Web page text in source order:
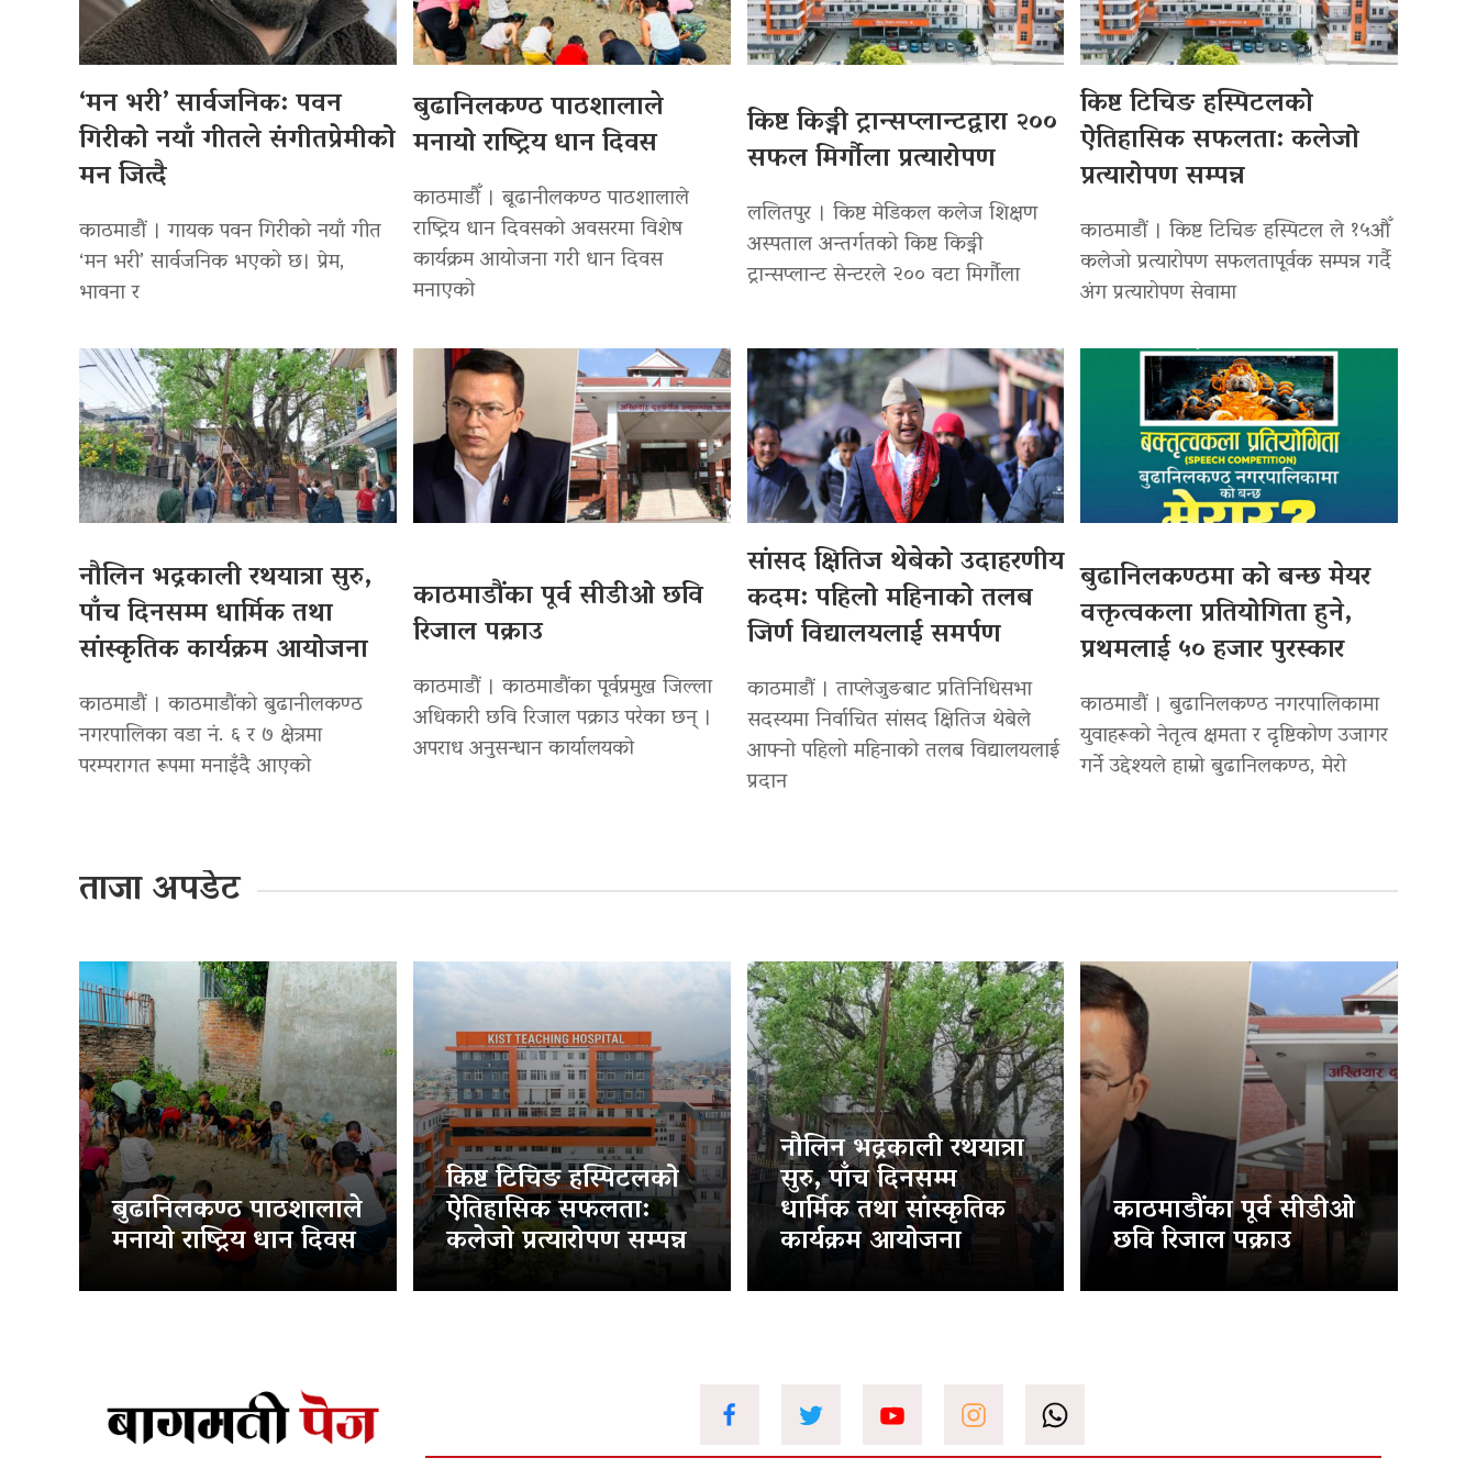
‘मन भरी’ सार्वजनिक: पवन
गिरीको नयाँ गीतले संगीतप्रेमीको
मन जित्दै
काठमाडौं । गायक पवन गिरीको नयाँ गीत
‘मन भरी’ सार्वजनिक भएको छ। प्रेम,
भावना र
बुढानिलकण्ठ पाठशालाले
मनायो राष्ट्रिय धान दिवस
काठमाडौँ । बूढानीलकण्ठ पाठशालाले
राष्ट्रिय धान दिवसको अवसरमा विशेष
कार्यक्रम आयोजना गरी धान दिवस
मनाएको
किष्ट किड्नी ट्रान्सप्लान्टद्वारा २००
सफल मिर्गौला प्रत्यारोपण
ललितपुर । किष्ट मेडिकल कलेज शिक्षण
अस्पताल अन्तर्गतको किष्ट किड्नी
ट्रान्सप्लान्ट सेन्टरले २०० वटा मिर्गौला
किष्ट टिचिङ हस्पिटलको
ऐतिहासिक सफलता: कलेजो
प्रत्यारोपण सम्पन्न
काठमाडौं । किष्ट टिचिङ हस्पिटल ले १५औँ
कलेजो प्रत्यारोपण सफलतापूर्वक सम्पन्न गर्दै
अंग प्रत्यारोपण सेवामा
नौलिन भद्रकाली रथयात्रा सुरु,
पाँच दिनसम्म धार्मिक तथा
सांस्कृतिक कार्यक्रम आयोजना
काठमाडौं । काठमाडौंको बुढानीलकण्ठ
नगरपालिका वडा नं. ६ र ७ क्षेत्रमा
परम्परागत रूपमा मनाइँदै आएको
काठमाडौंका पूर्व सीडीओ छवि
रिजाल पक्राउ
काठमाडौं । काठमाडौंका पूर्वप्रमुख जिल्ला
अधिकारी छवि रिजाल पक्राउ परेका छन् ।
अपराध अनुसन्धान कार्यालयको
सांसद क्षितिज थेबेको उदाहरणीय
कदम: पहिलो महिनाको तलब
जिर्ण विद्यालयलाई समर्पण
काठमाडौं । ताप्लेजुङबाट प्रतिनिधिसभा
सदस्यमा निर्वाचित सांसद क्षितिज थेबेले
आफ्नो पहिलो महिनाको तलब विद्यालयलाई
प्रदान
बुढानिलकण्ठमा को बन्छ मेयर
वक्तृत्वकला प्रतियोगिता हुने,
प्रथमलाई ५० हजार पुरस्कार
काठमाडौं । बुढानिलकण्ठ नगरपालिकामा
युवाहरूको नेतृत्व क्षमता र दृष्टिकोण उजागर
गर्ने उद्देश्यले हाम्रो बुढानिलकण्ठ, मेरो
ताजा अपडेट
बुढानिलकण्ठ पाठशालाले
मनायो राष्ट्रिय धान दिवस
किष्ट टिचिङ हस्पिटलको
ऐतिहासिक सफलता:
कलेजो प्रत्यारोपण सम्पन्न
नौलिन भद्रकाली रथयात्रा
सुरु, पाँच दिनसम्म
धार्मिक तथा सांस्कृतिक
कार्यक्रम आयोजना
काठमाडौंका पूर्व सीडीओ
छवि रिजाल पक्राउ